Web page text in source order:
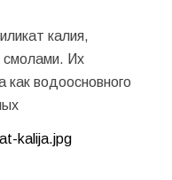
калия,
смолами. Их
как водоосновного